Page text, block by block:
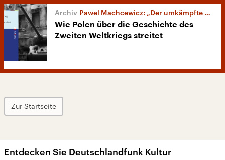
Pawel Machcewicz: „Der umkämpfte Krieg“
Wie Polen über die Geschichte des
Zweiten Weltkriegs streitet
Zur Startseite
Entdecken Sie Deutschlandfunk Kultur